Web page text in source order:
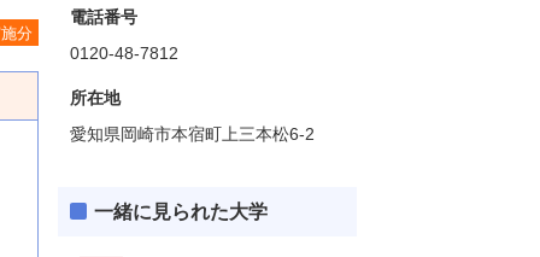
分
電話番号
0120-48-7812
所在地
愛知県岡崎市本宿町上三本松6-2
一緒に見られた大学